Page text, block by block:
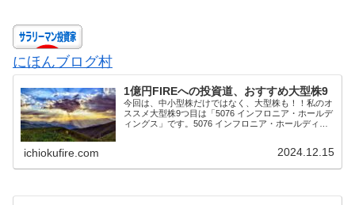
にほんブログ村
1億円FIREへの投資道、おすすめ大型株9
今回は、中小型株だけではなく、大型株も！！私のオ
ススメ大型株9つ目は「5076 インフロニア・ホールデ
ィングス」です。5076 インフロニア・ホールディン
ichiokufire.com 2024.12.15